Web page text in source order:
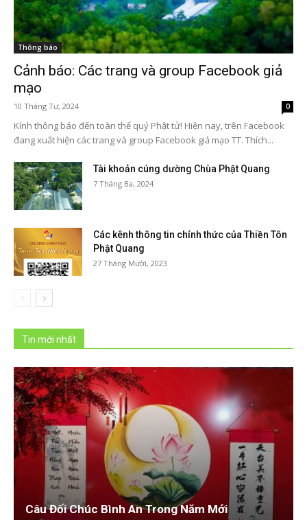
Thông báo
Cảnh báo: Các trang và group Facebook giả
mạo
10 Tháng Tư, 2024 0
Kính thông báo đến toàn thể quý Phật tử! Hiện nay, trên Facebook
đang xuất hiện các trang và group Facebook giả mạo TT. Thích...
Tài khoản cúng dường Chùa Phật Quang
7 Tháng Ba, 2024
Các kênh thông tin chính thức của Thiền Tôn
Phật Quang
27 Tháng Mười, 2023
Tin mới nhất
Câu Đối Chúc Bình An Trong Năm Mới